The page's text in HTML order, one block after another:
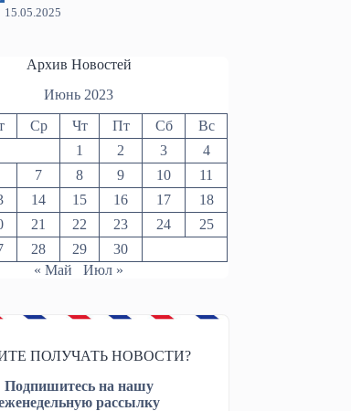
15.05.2025
Архив Новостей
Июнь 2023
Ср Чт Пт Сб
Вс
1
2 3
4
7 8 9 10
11
14 15 16 17
18
21 22 23 24
25
28 29
30
« Май
Июл »
ПОЛУЧАТЬ НОВОСТИ?
Подпишитесь на нашу
рассылку